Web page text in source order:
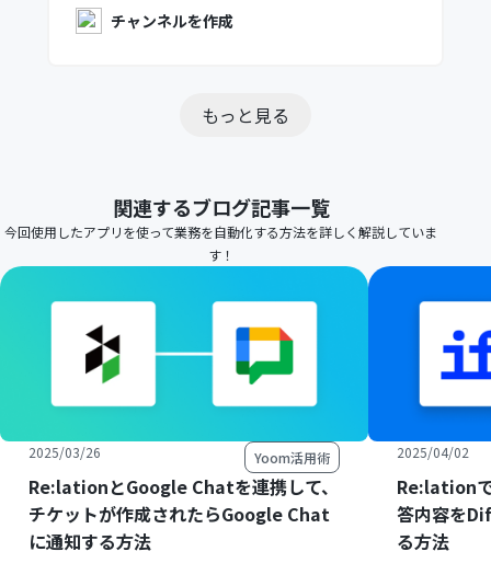
チャンネルを作成
もっと見る
関連するブログ記事一覧
今回使用したアプリを使って業務を自動化する方法を詳しく解説していま
す！
2025/03/26 Yoom活用術
Re:lationとGoogle Chatを連携して、
チケットが作成されたらGoogle Chat
に通知する方法
2025/04/02
Re:lation
答内容を
る方法